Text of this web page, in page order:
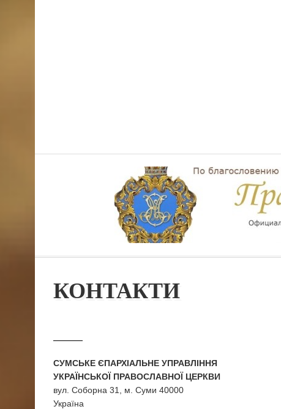
КОНТАКТИ
СУМСЬКЕ ЄПАРХІАЛЬНЕ УПРАВЛІННЯ
УКРАЇНСЬКОЇ ПРАВОСЛАВНОЇ ЦЕРКВИ
вул. Соборна 31, м. Суми 40000
Україна